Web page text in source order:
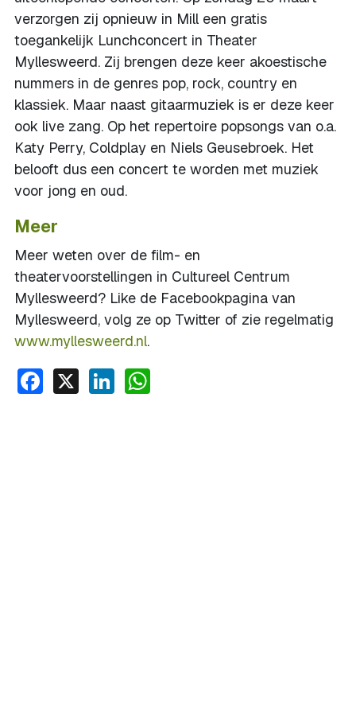
verzorgen zij opnieuw in Mill een gratis
toegankelijk Lunchconcert in Theater
Myllesweerd. Zij brengen deze keer akoestische
nummers in de genres pop, rock, country en
klassiek. Maar naast gitaarmuziek is er deze keer
ook live zang. Op het repertoire popsongs van o.a.
Katy Perry, Coldplay en Niels Geusebroek. Het
belooft dus een concert te worden met muziek
voor jong en oud.
Meer
Meer weten over de film- en
theatervoorstellingen in Cultureel Centrum
Myllesweerd? Like de Facebookpagina van
Myllesweerd, volg ze op Twitter of zie regelmatig
www.myllesweerd.nl.
Facebook
X LinkedIn